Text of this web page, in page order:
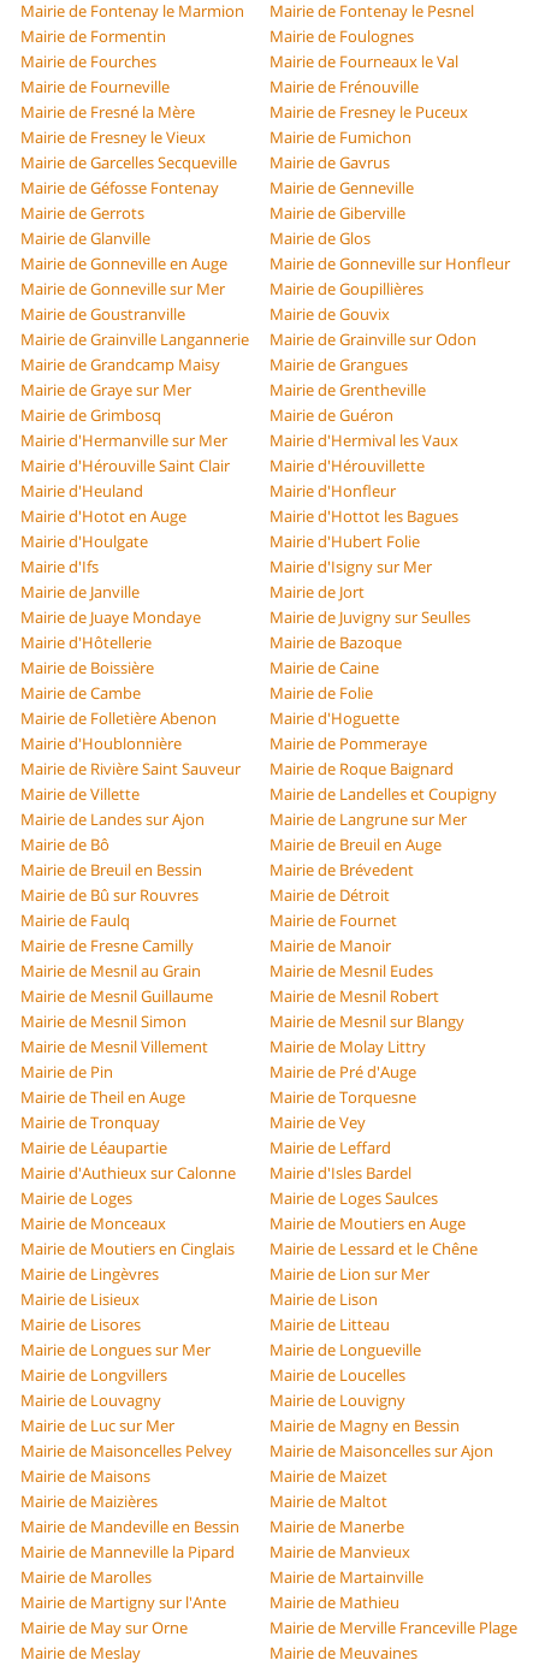
Mairie de Fontenay le Marmion
Mairie de Fontenay le Pesnel
Mairie de Formentin
Mairie de Foulognes
Mairie de Fourches
Mairie de Fourneaux le Val
Mairie de Fourneville
Mairie de Frénouville
Mairie de Fresné la Mère
Mairie de Fresney le Puceux
Mairie de Fresney le Vieux
Mairie de Fumichon
Mairie de Garcelles Secqueville
Mairie de Gavrus
Mairie de Géfosse Fontenay
Mairie de Genneville
Mairie de Gerrots
Mairie de Giberville
Mairie de Glanville
Mairie de Glos
Mairie de Gonneville en Auge
Mairie de Gonneville sur Honfleur
Mairie de Gonneville sur Mer
Mairie de Goupillières
Mairie de Goustranville
Mairie de Gouvix
Mairie de Grainville Langannerie
Mairie de Grainville sur Odon
Mairie de Grandcamp Maisy
Mairie de Grangues
Mairie de Graye sur Mer
Mairie de Grentheville
Mairie de Grimbosq
Mairie de Guéron
Mairie d'Hermanville sur Mer
Mairie d'Hermival les Vaux
Mairie d'Hérouville Saint Clair
Mairie d'Hérouvillette
Mairie d'Heuland
Mairie d'Honfleur
Mairie d'Hotot en Auge
Mairie d'Hottot les Bagues
Mairie d'Houlgate
Mairie d'Hubert Folie
Mairie d'Ifs
Mairie d'Isigny sur Mer
Mairie de Janville
Mairie de Jort
Mairie de Juaye Mondaye
Mairie de Juvigny sur Seulles
Mairie d'Hôtellerie
Mairie de Bazoque
Mairie de Boissière
Mairie de Caine
Mairie de Cambe
Mairie de Folie
Mairie de Folletière Abenon
Mairie d'Hoguette
Mairie d'Houblonnière
Mairie de Pommeraye
Mairie de Rivière Saint Sauveur
Mairie de Roque Baignard
Mairie de Villette
Mairie de Landelles et Coupigny
Mairie de Landes sur Ajon
Mairie de Langrune sur Mer
Mairie de Bô
Mairie de Breuil en Auge
Mairie de Breuil en Bessin
Mairie de Brévedent
Mairie de Bû sur Rouvres
Mairie de Détroit
Mairie de Faulq
Mairie de Fournet
Mairie de Fresne Camilly
Mairie de Manoir
Mairie de Mesnil au Grain
Mairie de Mesnil Eudes
Mairie de Mesnil Guillaume
Mairie de Mesnil Robert
Mairie de Mesnil Simon
Mairie de Mesnil sur Blangy
Mairie de Mesnil Villement
Mairie de Molay Littry
Mairie de Pin
Mairie de Pré d'Auge
Mairie de Theil en Auge
Mairie de Torquesne
Mairie de Tronquay
Mairie de Vey
Mairie de Léaupartie
Mairie de Leffard
Mairie d'Authieux sur Calonne
Mairie d'Isles Bardel
Mairie de Loges
Mairie de Loges Saulces
Mairie de Monceaux
Mairie de Moutiers en Auge
Mairie de Moutiers en Cinglais
Mairie de Lessard et le Chêne
Mairie de Lingèvres
Mairie de Lion sur Mer
Mairie de Lisieux
Mairie de Lison
Mairie de Lisores
Mairie de Litteau
Mairie de Longues sur Mer
Mairie de Longueville
Mairie de Longvillers
Mairie de Loucelles
Mairie de Louvagny
Mairie de Louvigny
Mairie de Luc sur Mer
Mairie de Magny en Bessin
Mairie de Maisoncelles Pelvey
Mairie de Maisoncelles sur Ajon
Mairie de Maisons
Mairie de Maizet
Mairie de Maizières
Mairie de Maltot
Mairie de Mandeville en Bessin
Mairie de Manerbe
Mairie de Manneville la Pipard
Mairie de Manvieux
Mairie de Marolles
Mairie de Martainville
Mairie de Martigny sur l'Ante
Mairie de Mathieu
Mairie de May sur Orne
Mairie de Merville Franceville Plage
Mairie de Meslay
Mairie de Meuvaines